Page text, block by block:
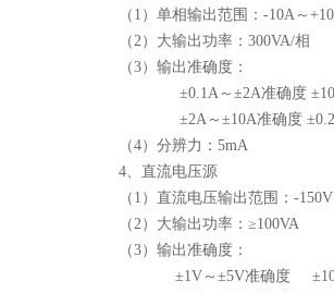
（1）单相输出范围：-10A～
（2）大输出功率：300VA/相
（3）输出准确度：
±0.1A～±2A准确度
±2A～±10A准确度
（4）分辨力：5mA
4、直流电压源
（1）直流电压输出范围：-
（2）大输出功率：≥100VA
（3）输出准确度：
±1V～±5V准确度